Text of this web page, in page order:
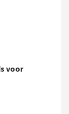
voor